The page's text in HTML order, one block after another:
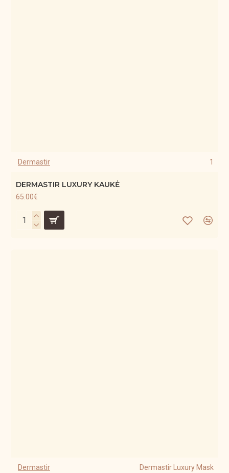
Dermastir 1
DERMASTIR LUXURY KAUKĖ
65.00€
Dermastir Dermastir Luxury Mask